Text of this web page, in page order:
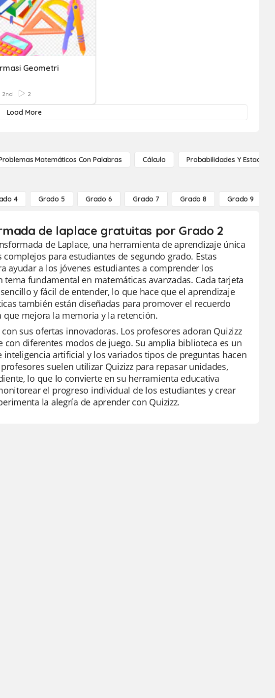
Geometri
2nd 2
Load More
Matemáticos Con Palabras Cálculo Probabilidades Y
4 Grado 5 Grado 6 Grado 7 Grado 8 Grado 9
de laplace gratuitas por Grado 2
de Laplace, una herramienta de aprendizaje única
para estudiantes de segundo grado. Estas
ayudar a los jóvenes estudiantes a comprender los
fundamental en matemáticas avanzadas. Cada tarjeta
y fácil de entender, lo que hace que el aprendizaje
también están diseñadas para promover el recuerdo
mejora la memoria y la retención.
sus ofertas innovadoras. Los profesores adoran Quizizz
diferentes modos de juego. Su amplia biblioteca es un
artificial y los variados tipos de preguntas hacen
suelen utilizar Quizizz para repasar unidades,
lo que lo convierte en su herramienta educativa
el progreso individual de los estudiantes y crear
la alegría de aprender con Quizizz.